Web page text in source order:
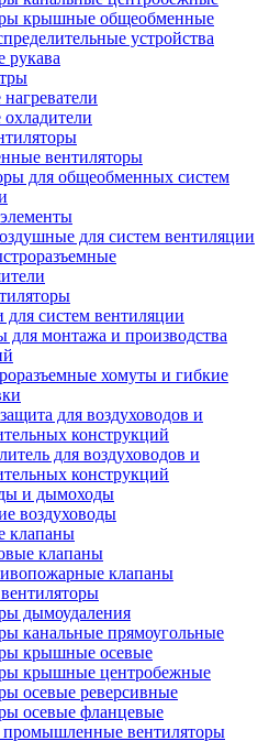
крышные общеобменные
устройства
рукава
вентиляторы
для общеобменных систем
для систем вентиляции
систем вентиляции
для монтажа и производства
хомуты и гибкие
для воздуховодов и
конструкций
для воздуховодов и
конструкций
и дымоходы
воздуховоды
клапаны
клапаны
клапаны
дымоудаления
канальные прямоугольные
крышные осевые
крышные центробежные
осевые реверсивные
осевые фланцевые
вентиляторы